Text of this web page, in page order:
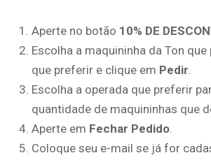
Aperte no botão 10% DE
Escolha a maquininha da Ton
que preferir e clique em Pedir.
Escolha a operada que preferir
quantidade de maquininhas que
Aperte em Fechar Pedido.
Coloque seu e-mail se já for